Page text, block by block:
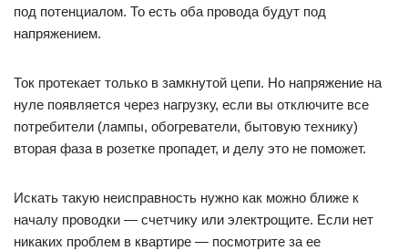
под потенциалом. То есть оба провода будут под
напряжением.
Ток протекает только в замкнутой цепи. Но напряжение на
нуле появляется через нагрузку, если вы отключите все
потребители (лампы, обогреватели, бытовую технику)
вторая фаза в розетке пропадет, и делу это не поможет.
Искать такую неисправность нужно как можно ближе к
началу проводки — счетчику или электрощите. Если нет
никаких проблем в квартире — посмотрите за ее